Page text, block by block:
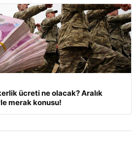
ücreti ne olacak? Aralık
merak konusu!